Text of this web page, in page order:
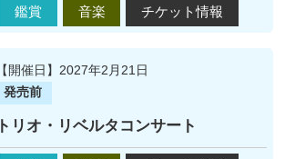
鑑賞 音楽 チケット情報
【開催日】2027年2月21日
発売前
トリオ・リベルタコンサート